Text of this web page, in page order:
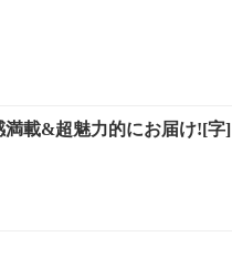
載&超魅力的にお届け![字]